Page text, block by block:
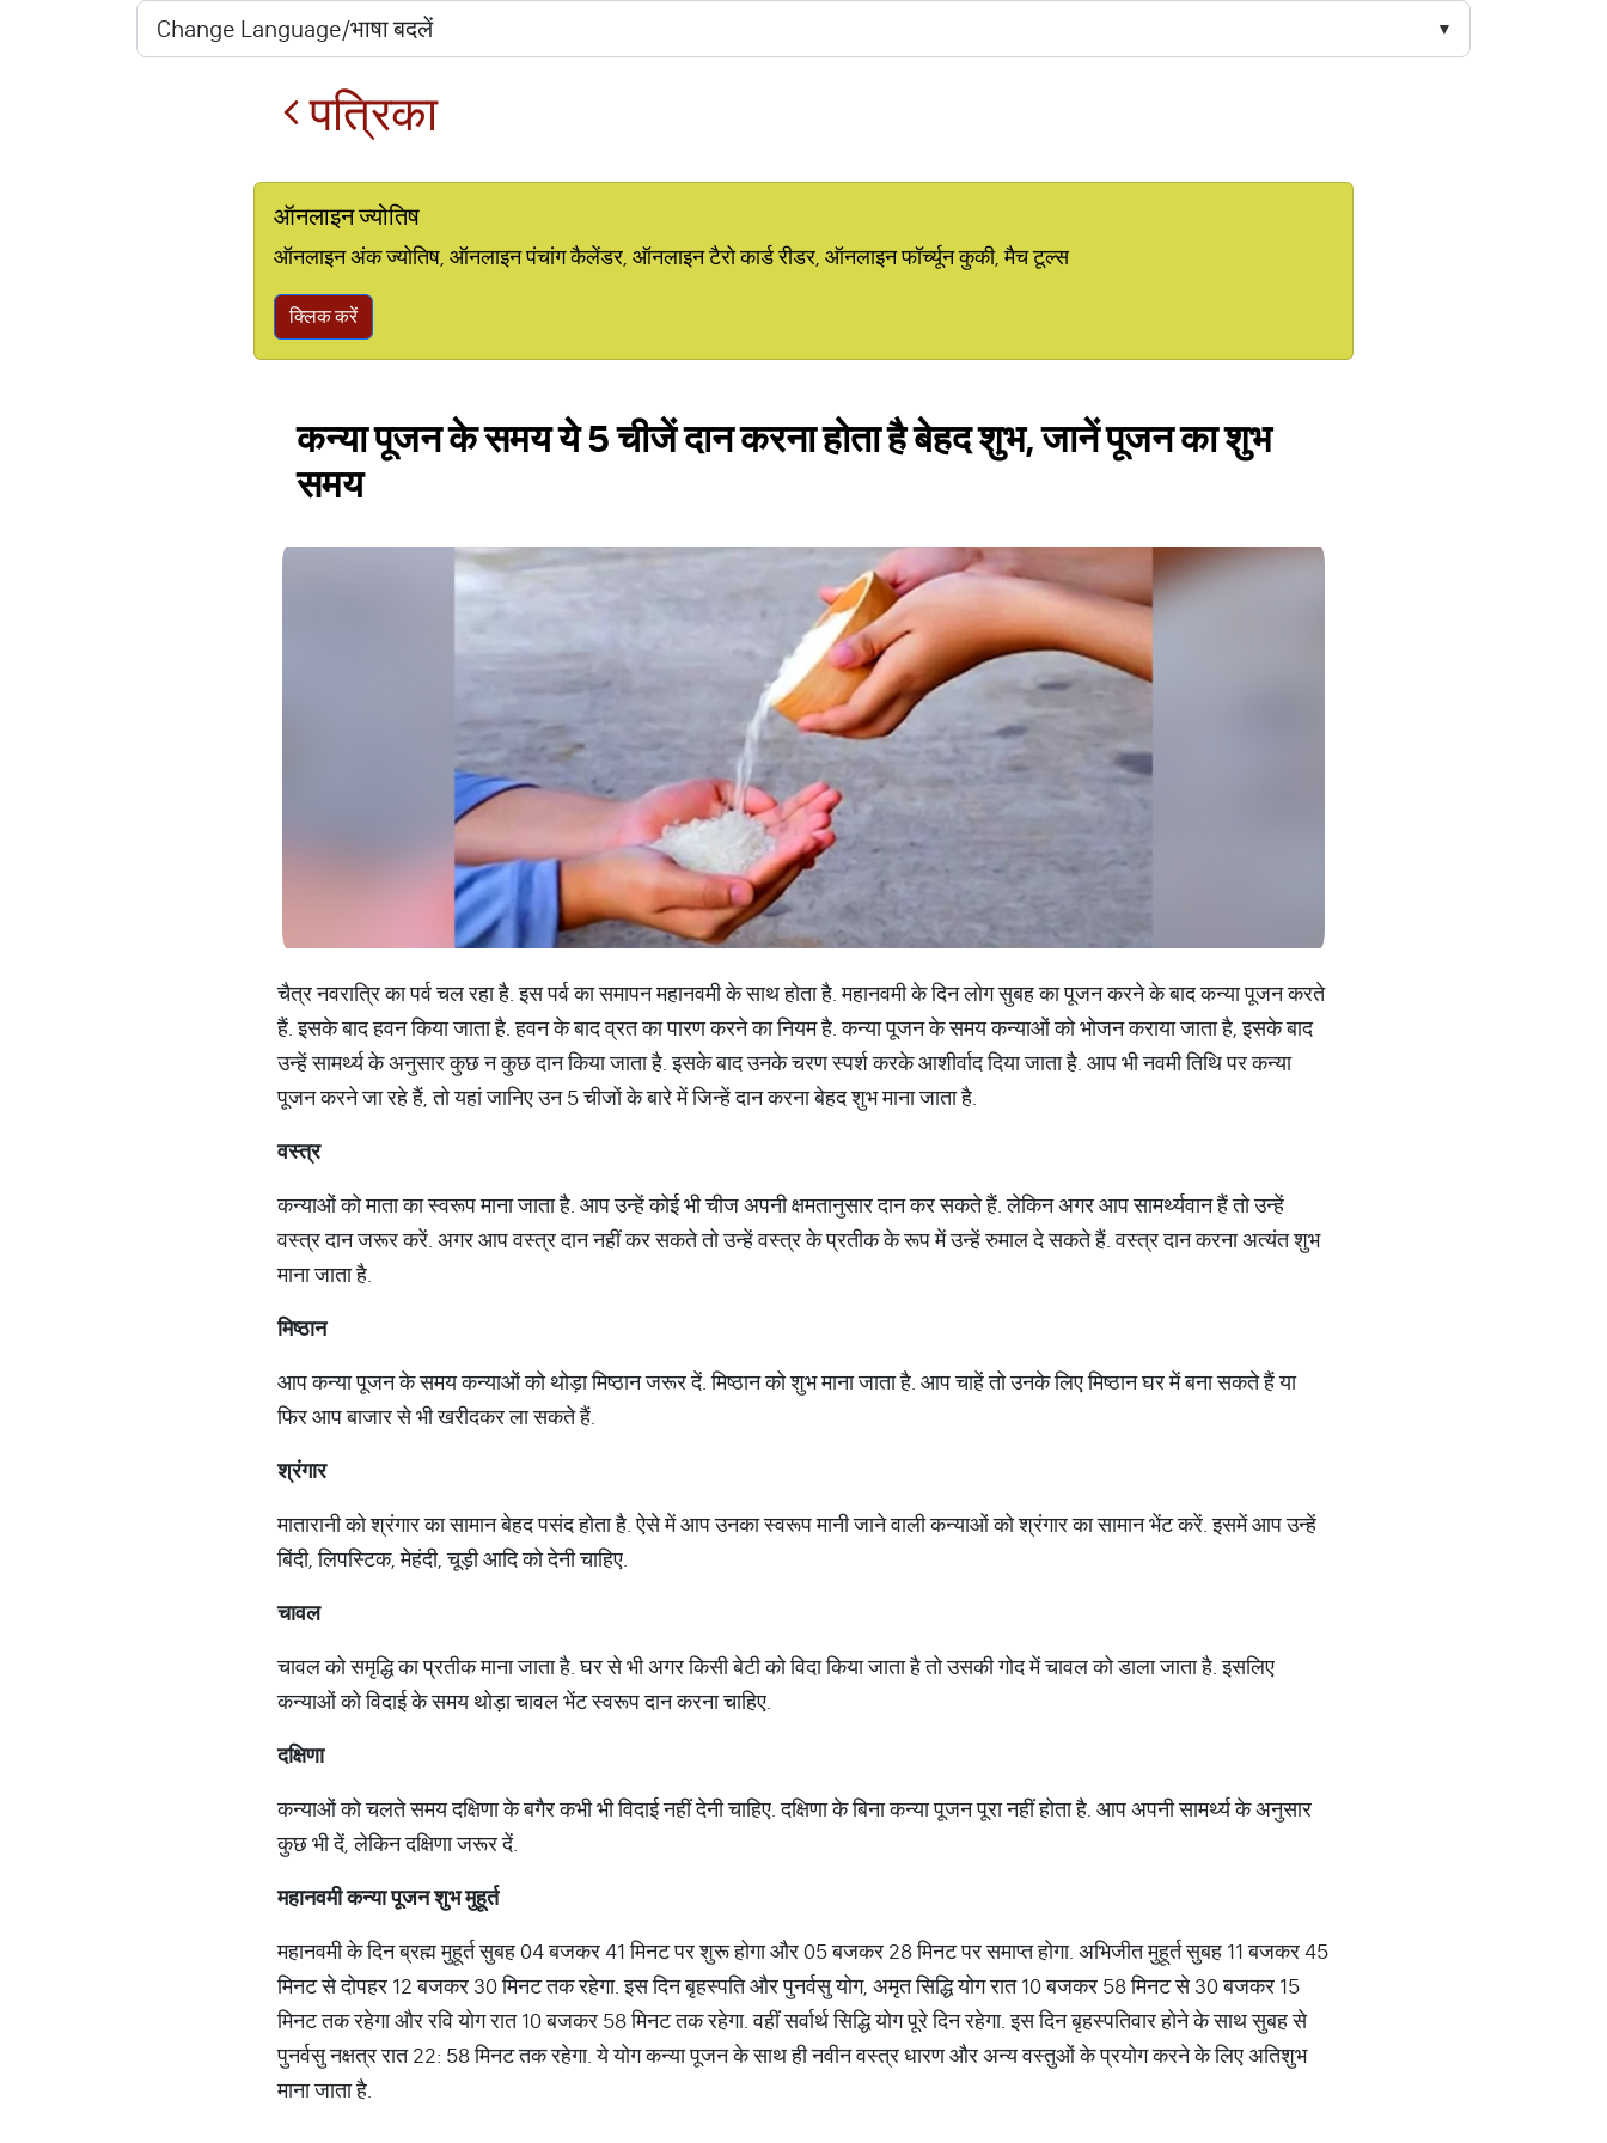
पत्रिका
ऑनलाइन ज्योतिष
ऑनलाइन अंक ज्योतिष, ऑनलाइन पंचांग कैलेंडर, ऑनलाइन टैरो कार्ड रीडर, ऑनलाइन फॉर्च्यून कुकी, मैच टूल्स
क्लिक करें
कन्‍या पूजन के समय ये 5 चीजें दान करना होता है बेहद शुभ, जानें पूजन का शुभ
समय
चैत्र नवरात्रि का पर्व चल रहा है. इस पर्व का समापन महानवमी के साथ होता है. महानवमी के दिन लोग सुबह का पूजन करने के बाद कन्‍या पूजन करते
हैं. इसके बाद हवन किया जाता है. हवन के बाद व्रत का पारण करने का नियम है. कन्‍या पूजन के समय कन्‍याओं को भोजन कराया जाता है, इसके बाद
उन्‍हें सामर्थ्‍य के अनुसार कुछ न कुछ दान किया जाता है. इसके बाद उनके चरण स्‍पर्श करके आशीर्वाद दिया जाता है. आप भी नवमी तिथि पर कन्‍या
पूजन करने जा रहे हैं, तो यहां जानिए उन 5 चीजों के बारे में जिन्‍हें दान करना बेहद शुभ माना जाता है.
वस्त्र
कन्‍याओं को माता का स्‍वरूप माना जाता है. आप उन्‍हें कोई भी चीज अपनी क्षमतानुसार दान कर सकते हैं. लेकिन अगर आप सामर्थ्‍यवान हैं तो उन्‍हें
वस्‍त्र दान जरूर करें. अगर आप वस्‍त्र दान नहीं कर सकते तो उन्‍हें वस्‍त्र के प्रतीक के रूप में उन्‍हें रुमाल दे सकते हैं. वस्‍त्र दान करना अत्‍यंत शुभ
माना जाता है.
मिष्ठान
आप कन्‍या पूजन के समय कन्‍याओं को थोड़ा मिष्‍ठान जरूर दें. मिष्‍ठान को शुभ माना जाता है. आप चाहें तो उनके लिए मिष्‍ठान घर में बना सकते हैं या
फिर आप बाजार से भी खरीदकर ला सकते हैं.
श्रंगार
मातारानी को श्रंगार का सामान बेहद पसंद होता है. ऐसे में आप उनका स्‍वरूप मानी जाने वाली कन्‍याओं को श्रंगार का सामान भेंट करें. इसमें आप उन्‍हें
बिंदी, लिपस्टिक, मेहंदी, चूड़ी आदि को देनी चाहिए.
चावल
चावल को समृद्धि का प्रतीक माना जाता है. घर से भी अगर किसी बेटी को विदा किया जाता है तो उसकी गोद में चावल को डाला जाता है. इसलिए
कन्‍याओं को विदाई के समय थोड़ा चावल भेंट स्‍वरूप दान करना चाहिए.
दक्षिणा
कन्‍याओं को चलते समय दक्षिणा के बगैर कभी भी विदाई नहीं देनी चाहिए. दक्षिणा के बिना कन्‍या पूजन पूरा नहीं होता है. आप अपनी सामर्थ्‍य के अनुसार
कुछ भी दें, लेकिन दक्षिणा जरूर दें.
महानवमीकन्यापूजनशुभमुहूर्त
महानवमी के दिन ब्रह्म मुहूर्त सुबह 04 बजकर 41 मिनट पर शुरू होगा और 05 बजकर 28 मिनट पर समाप्त होगा. अभिजीत मुहूर्त सुबह 11 बजकर 45
मिनट से दोपहर 12 बजकर 30 मिनट तक रहेगा. इस दिन बृहस्पति और पुनर्वसु योग, अमृत सिद्धि योग रात 10 बजकर 58 मिनट से 30 बजकर 15
मिनट तक रहेगा और रवि योग रात 10 बजकर 58 मिनट तक रहेगा. वहीं सर्वार्थ सिद्धि योग पूरे दिन रहेगा. इस दिन बृहस्पतिवार होने के साथ सुबह से
पुनर्वसु नक्षत्र रात 22: 58 मिनट तक रहेगा. ये योग कन्या पूजन के साथ ही नवीन वस्त्र धारण और अन्य वस्तुओं के प्रयोग करने के लिए अतिशुभ
माना जाता है.